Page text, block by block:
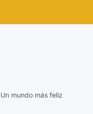
Un mundo más feliz